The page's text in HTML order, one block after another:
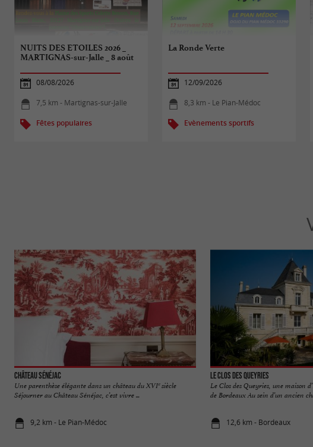
NUITS DES ETOILES 2026 _
MARTIGNAS-sur-Jalle _ 8 août
08/08/2026
7,5 km - Martignas-sur-Jalle
Fêtes populaires
La Ronde Verte
12/09/2026
8,3 km - Le Pian-Médoc
Evènements sportifs
Château Sénéjac
Une parenthèse élégante dans un château du XVIᵉ siècle
Séjourner au Château Sénéjac, c’est vivre ...
9,2 km - Le Pian-Médoc
Le Clos des Queyries
Le Clos des Queyries, une maison
de Bordeaux Au sein d’un ancien
12,6 km - Bordeaux